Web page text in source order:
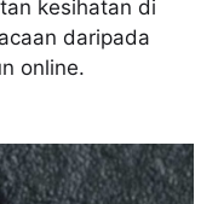
kesihatan di
daripada
online.